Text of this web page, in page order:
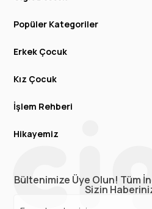
Popüler Kategoriler
Erkek Çocuk
Kız Çocuk
İşlem Rehberi
Hikayemiz
Bültenimize Üye Olun! Tüm
Sizin